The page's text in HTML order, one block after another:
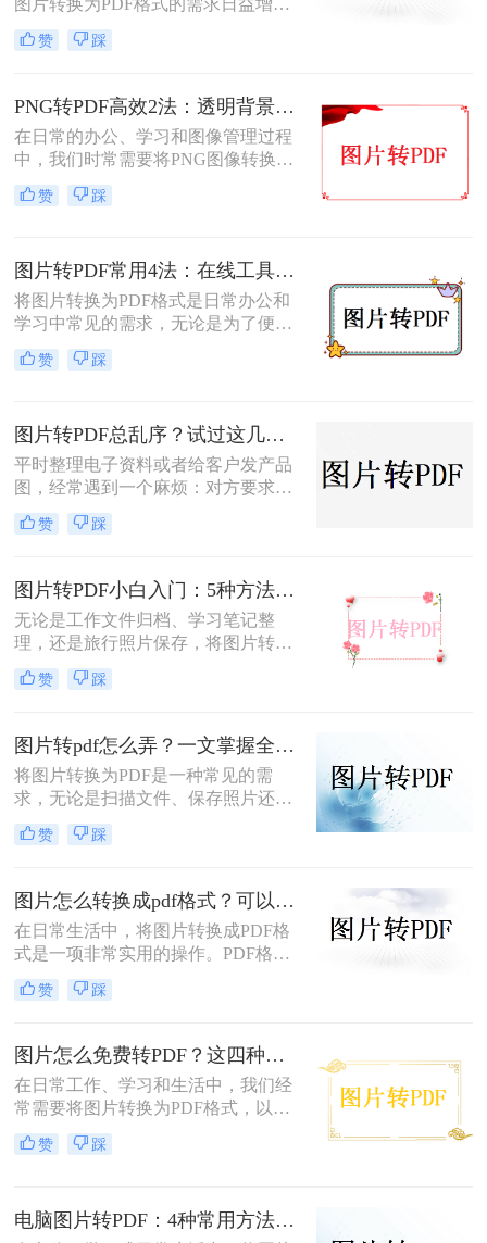
长。PDF（Portable Document
Format）因其跨平台兼容性、不易变
享。那么如何把图片转换成PDF呢？
本文将介绍几种实用的方法来帮助您
完成图片到PDF的转换。
赞 踩
PNG转PDF高效2法：透明背景保留和文件压缩设置！
在日常的办公、学习和图像管理过程
中，我们时常需要将PNG图像转换为
PDF文件。PDF文件格式因其良好的
兼容性、稳定性和在不同设备上显示
片转PDF的方法。
赞 踩
图片转PDF常用4法：在线工具、桌面软件、手机APP和打印导出的适用边界！
将图片转换为PDF格式是日常办公和
学习中常见的需求，无论是为了便于
分享、存储还是打印。那么图片转为
pdf怎么弄呢？本文将介绍几种常用的
赞 踩
图片转PDF总乱序？试过这几个方法后顺手多了
平时整理电子资料或者给客户发产品
图，经常遇到一个麻烦：对方要求把
一堆零散的图片打包成一个完整的
PDF文件。如果一张张发过去，不仅
混。很多朋友一搜“图片转pdf怎么
弄”，出来一堆复杂的教程，其实只
要找对工具，这事儿非常简单。本文
就按大家最常用的场景（在线免安
装、批量处理、手机自带功能）整理
了几个亲测好用的办法，帮你轻松搞
赞 踩
图片转PDF小白入门：5种方法从最简单到最专业逐步升级！
无论是工作文件归档、学习笔记整
理，还是旅行照片保存，将图片转换
为PDF都能让内容更规范、更易分
享。那么如何图片转pdf呢？本文提供
5种常用方法，3分钟即可学会！
赞 踩
图片转pdf怎么弄？一文掌握全平台方法！
将图片转换为PDF是一种常见的需
求，无论是扫描文件、保存照片还是
整理资料，PDF格式都能更好地保证
内容的完整性和兼容性。那么图片转
机、在线工具等多种转换方法，总有
一种适合你！
赞 踩
图片怎么转换成pdf格式？可以尝试这三种方法！
在日常生活中，将图片转换成PDF格
式是一项非常实用的操作。PDF格式
因其跨平台兼容性、格式固定性和易
于分享打印等特点，被广泛应用于各
怎么转换成pdf格式呢？本文将介绍三
种将图片转换成PDF格式的方法。
赞 踩
图片怎么免费转PDF？这四种方法轻松搞定！
在日常工作、学习和生活中，我们经
常需要将图片转换为PDF格式，以便
于分享、打印或存档。PDF文件因其
跨平台兼容性、保持格式不变以及安
片转换为PDF，无需花费任何费用即
赞 踩
电脑图片转PDF：4种常用方法按Windows和Mac系统分别推荐！